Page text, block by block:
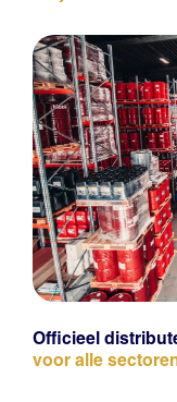
Officieel
voor alle